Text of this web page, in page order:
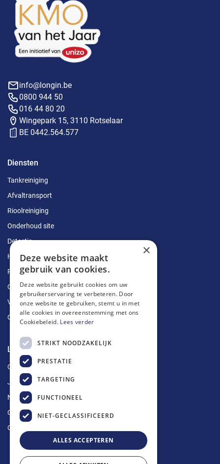
info@longin.be
0800 944 50
016 44 80 20
Wingepark 15, 3110 Rotselaar
BE 0442.564.577
Diensten
Tankreiniging
Afvaltransport
Rioolreiniging
Onderhoud site
Detectie
Herstellingen
Ruimingen
Ontstoppingen
Vetputten
Ontkalking
Longin Service
Over ons
Jobs
Nieuws
Contact
Offerte aanvragen
×
Deze website maakt
gebruik van cookies.
Deze website gebruikt cookies om uw
gebruikerservaring te verbeteren. Door
onze website te gebruiken, stemt u in met
alle cookies in overeenstemming met ons
Cookiebeleid. Lees verder
STRIKT NOODZAKELIJK
PRESTATIE
TARGETING
FUNCTIONEEL
NIET-GECLASSIFICEERD
ALLES ACCEPTEREN